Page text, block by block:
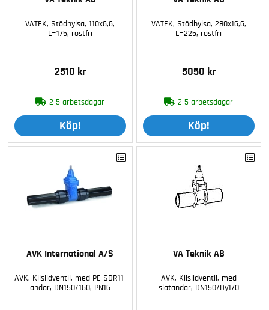
VATEK, Stödhylsa, 110x6,6,
L=175, rostfri
2510 kr
2-5 arbetsdagar
Köp!
VATEK, Stödhylsa, 280x16,6,
L=225, rostfri
5050 kr
2-5 arbetsdagar
Köp!
AVK International A/S
AVK, Kilslidventil, med PE SDR11-
ändar, DN150/160, PN16
VA Teknik AB
AVK, Kilslidventil, med
slätändar, DN150/Dy170